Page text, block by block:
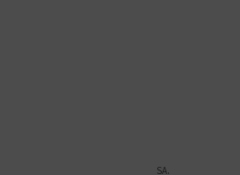
SA.